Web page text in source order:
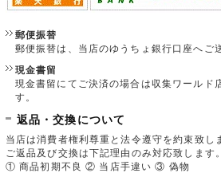
郵便振替
郵便振替は、当店のゆうちょ銀行口座へご
現金書留
現金書留にてご決済の場合は収集ワールド
す。
返品・交換について
当店は消費者権利尊重と法令遵守を約束致し
ご返品及び交換は下記理由のみ対応致します。
① 商品初期不良 ② 当店手違い ③ 偽物